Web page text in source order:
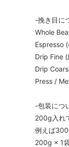
-挽き目に
Whole
Espresso
Drip Fine
Drip
Press /
-包装につ
200g入れ
例えば
200g × 1